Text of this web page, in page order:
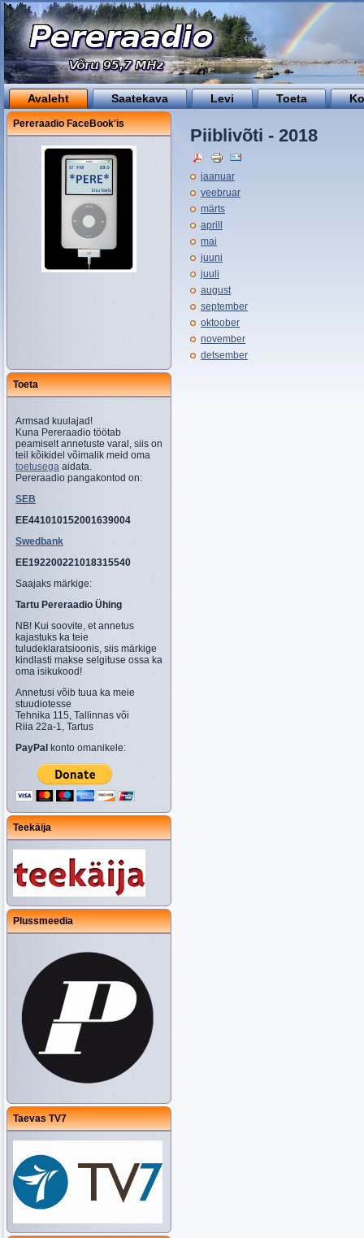
Avaleht Saatekava Levi Toeta
Pereraadio FaceBook'is
Toeta
Armsad kuulajad!
Kuna Pereraadio töötab
peamiselt annetuste varal, siis on
teil kõikidel võimalik meid oma
toetusega aidata.
Pereraadio pangakontod on:
SEB
EE441010152001639004
Swedbank
EE192200221018315540
Saajaks märkige:
Tartu Pereraadio Ühing
NB! Kui soovite, et annetus
kajastuks ka teie
tuludeklaratsioonis, siis märkige
kindlasti makse selgituse ossa ka
oma isikukood!
Annetusi võib tuua ka meie
stuudiotesse
Tehnika 115, Tallinnas või
Riia 22a-1, Tartus
PayPal konto omanikele:
Teekäija
Plussmeedia
Taevas TV7
Piiblivõti - 2018
jaanuar
veebruar
märts
aprill
mai
juuni
juuli
august
september
oktoober
november
detsember